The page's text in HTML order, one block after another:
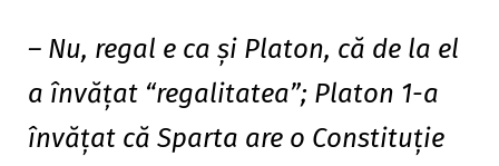
– Nu, regal e ca şi Platon, că de la el
a învăţat “regalitatea”; Platon 1-a
învăţat că Sparta are o Constituţie